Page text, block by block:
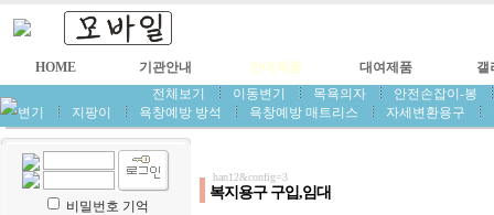
HOME 기관안내 판매제품 대여제품
갤
전체보기
이동변기 목욕의자
안전손잡이-봉
변기
지팡이 욕창예방 방석 욕창예방 매트리스 자세변환용구
비밀번호 기억
han12&config=3
복지용구 구입,임대